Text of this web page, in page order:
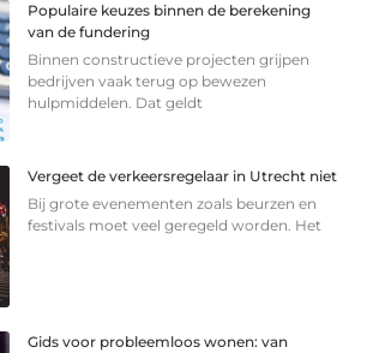
Populaire keuzes binnen de berekening
van de fundering
Binnen constructieve projecten grijpen
bedrijven vaak terug op bewezen
hulpmiddelen. Dat geldt
Vergeet de verkeersregelaar in Utrecht niet
Bij grote evenementen zoals beurzen en
festivals moet veel geregeld worden. Het
Gids voor probleemloos wonen: van